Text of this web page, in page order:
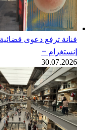
فنانة ترفع دعوى
إنستغرام –
30.07.2026